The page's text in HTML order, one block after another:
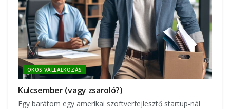
OKOS VÁLLALKOZÁS
Kulcsember (vagy zsaroló?)
Egy barátom egy amerikai szoftverfejlesztő startup-nál